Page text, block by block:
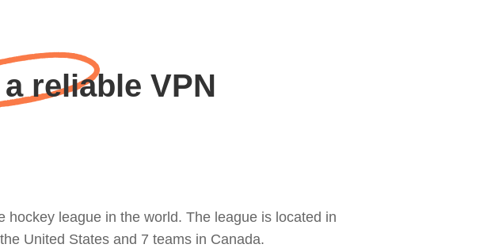
reliable VPN
league in the world. The league is located in
United States and 7 teams in Canada.